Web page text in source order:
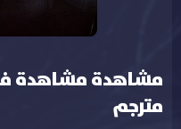
مترجم